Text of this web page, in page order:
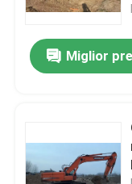
Chiedi un
Macchine per
Macchine da
Miglior